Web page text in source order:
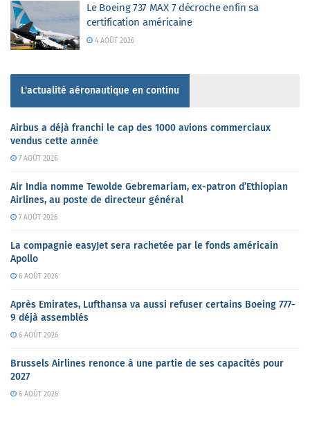
Le Boeing 737 MAX 7 décroche enfin sa
certification américaine
4 AOÛT 2026
L'actualité aéronautique en continu
Airbus a déjà franchi le cap des 1000 avions commerciaux
vendus cette année
7 AOÛT 2026
Air India nomme Tewolde Gebremariam, ex-patron d’Ethiopian
Airlines, au poste de directeur général
7 AOÛT 2026
La compagnie easyJet sera rachetée par le fonds américain
Apollo
6 AOÛT 2026
Après Emirates, Lufthansa va aussi refuser certains Boeing 777-
9 déjà assemblés
6 AOÛT 2026
Brussels Airlines renonce à une partie de ses capacités pour
2027
6 AOÛT 2026